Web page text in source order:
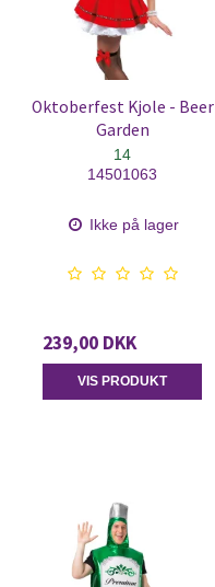
Oktoberfest Kjole - Beer
Garden
14
14501063
Ikke på lager
239,00 DKK
VIS PRODUKT